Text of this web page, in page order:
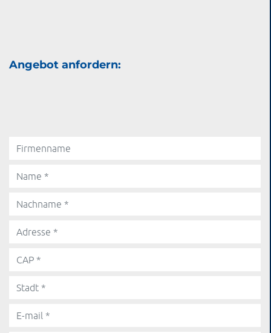
Angebot anfordern: